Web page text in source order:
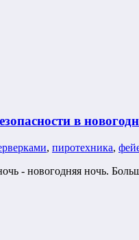
в
, пиротехника,
- новогодняя ночь.